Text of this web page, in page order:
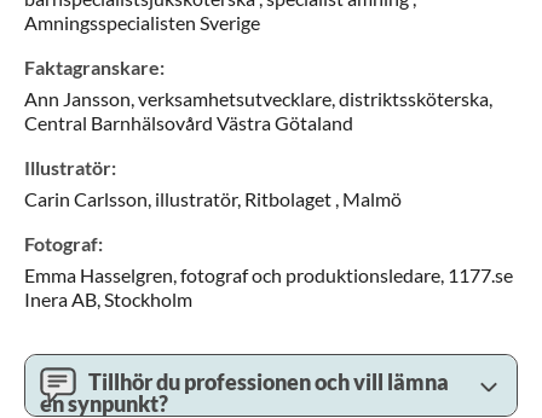
Amningsspecialisten Sverige
Faktagranskare:
Ann Jansson,verksamhetsutvecklare, distriktssköterska,
Central Barnhälsovård Västra Götaland
Illustratör:
Carin Carlsson, illustratör, Ritbolaget , Malmö
Fotograf:
Emma Hasselgren,fotograf och produktionsledare, 1177.se
Inera AB,Stockholm
Tillhör du professionen och vill lämna
en synpunkt?